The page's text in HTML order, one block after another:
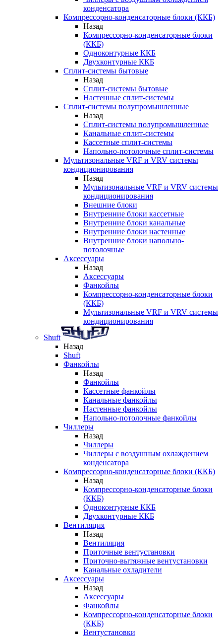
конденсатора
Компрессорно-конденсаторные блоки (ККБ)
Назад
Компрессорно-конденсаторные блоки
(ККБ)
Одноконтурные ККБ
Двухконтурные ККБ
Сплит-системы бытовые
Назад
Сплит-системы бытовые
Настенные сплит-системы
Сплит-системы полупромышленные
Назад
Сплит-системы полупромышленные
Канальные сплит-системы
Кассетные сплит-системы
Напольно-потолочные сплит-системы
Мультизональные VRF и VRV системы
кондиционирования
Назад
Мультизональные VRF и VRV системы
кондиционирования
Внешние блоки
Внутренние блоки кассетные
Внутренние блоки канальные
Внутренние блоки настенные
Внутренние блоки напольно-
потолочные
Аксессуары
Назад
Аксессуары
Фанкойлы
Компрессорно-конденсаторные блоки
(ККБ)
Мультизональные VRF и VRV системы
кондиционирования
Shuft
Назад
Shuft
Фанкойлы
Назад
Фанкойлы
Кассетные фанкойлы
Канальные фанкойлы
Настенные фанкойлы
Напольно-потолочные фанкойлы
Чиллеры
Назад
Чиллеры
Чиллеры с воздушным охлаждением
конденсатора
Компрессорно-конденсаторные блоки (ККБ)
Назад
Компрессорно-конденсаторные блоки
(ККБ)
Одноконтурные ККБ
Двухконтурные ККБ
Вентиляция
Назад
Вентиляция
Приточные вентустановки
Приточно-вытяжные вентустановки
Канальные охладители
Аксессуары
Назад
Аксессуары
Фанкойлы
Компрессорно-конденсаторные блоки
(ККБ)
Вентустановки